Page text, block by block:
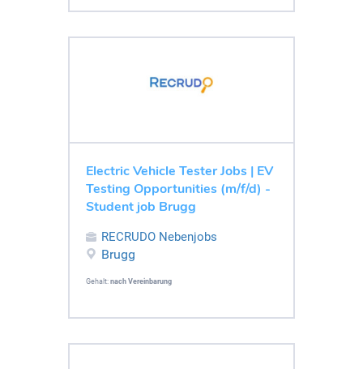
Electric Vehicle Tester Jobs | EV
Testing Opportunities (m/f/d) -
Student job Brugg
RECRUDO Nebenjobs
Brugg
Gehalt: nach Vereinbarung